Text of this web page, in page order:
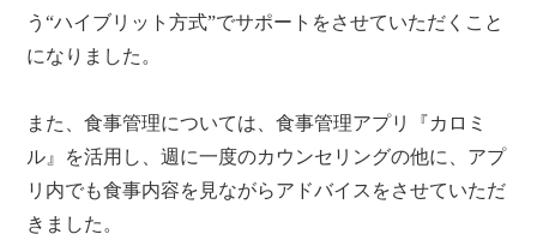
う“ハイブリット方式”でサポートをさせていただくこと
になりました。
また、食事管理については、食事管理アプリ『カロミ
ル』を活用し、週に一度のカウンセリングの他に、アプ
リ内でも食事内容を見ながらアドバイスをさせていただ
きました。